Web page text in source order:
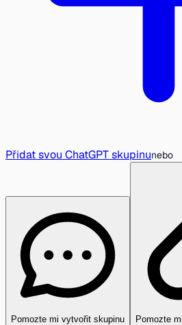
Přidat svou ChatGPT skupinunebo
Pomozte mi vytvořit skupinu Pomozte